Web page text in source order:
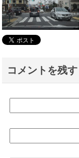
コメントを残す